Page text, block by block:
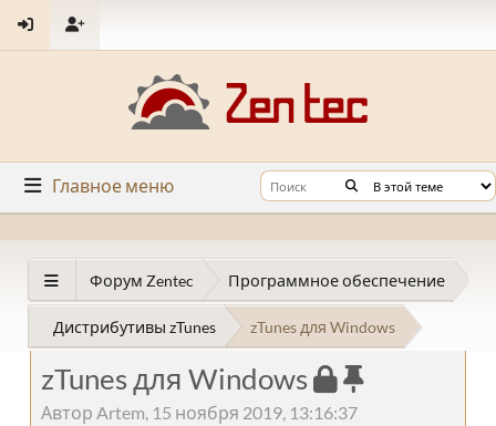
Главное меню
Форум Zentec Программное обеспечение
Дистрибутивы zTunes zTunes для Windows
zTunes для Windows
Автор Artem, 15 ноября 2019, 13:16:37